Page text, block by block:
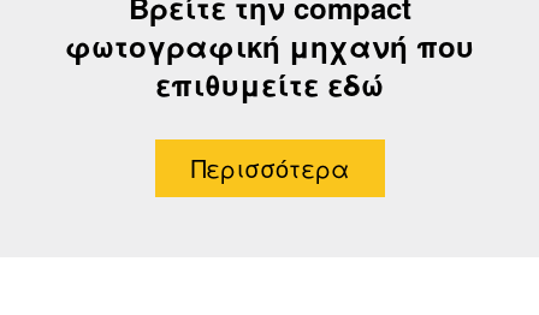
φωτογραφική μηχανή που
επιθυμείτε εδώ
Περισσότερα